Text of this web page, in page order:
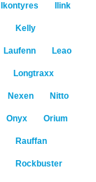
Ikontyres Ilink
Kelly
Laufenn Leao
Longtraxx
Nexen Nitto
Onyx Orium
Rauffan
Rockbuster